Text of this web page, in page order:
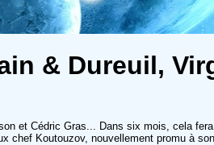
& Dureuil,
et Cédric Gras... Dans six mois, cela
Koutouzov, nouvellement promu à